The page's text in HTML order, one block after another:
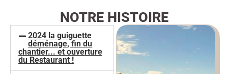
NOTRE HISTOIRE
2024 la guiguette
déménage, fin du
chantier... et ouverture
du Restaurant !